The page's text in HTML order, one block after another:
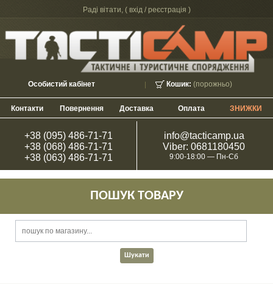
Раді вітати, ( вхід / реєстрація )
Кошик: (порожньо)
Особистий кабінет
Контакти Повернення Доставка Оплата ЗНИЖКИ
+38 (095) 486-71-71
+38 (068) 486-71-71
+38 (063) 486-71-71
info@tacticamp.ua
Viber: 0681180450
9:00-18:00 — Пн-Сб
ПОШУК ТОВАРУ